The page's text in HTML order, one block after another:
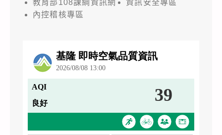
教育部108課綱資訊網
資訊安全專區
內控稽核專區